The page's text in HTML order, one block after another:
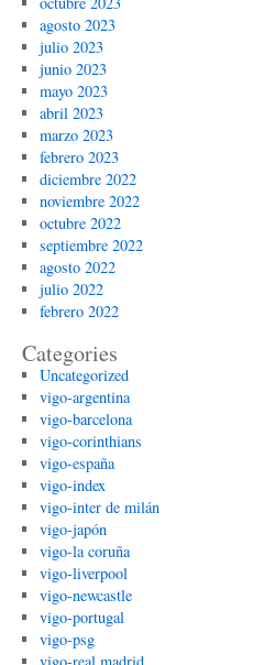
agosto 2023
julio 2023
junio 2023
mayo 2023
abril 2023
marzo 2023
febrero 2023
diciembre 2022
noviembre 2022
octubre 2022
septiembre 2022
agosto 2022
julio 2022
febrero 2022
Categories
Uncategorized
vigo-argentina
vigo-barcelona
vigo-corinthians
vigo-españa
vigo-index
vigo-inter de milán
vigo-japón
vigo-la coruña
vigo-liverpool
vigo-newcastle
vigo-portugal
vigo-psg